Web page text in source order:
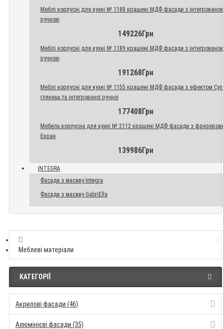
Меблі корпусні для кухні № 1188 крашені МДФ фасади з
ручною
149226Грн
Меблі корпусні для кухні № 1189 крашені МДФ фасади з
ручною
191268Грн
Меблі корпусні для кухні № 1155 крашені МДФ фасади з ефектом
глянець та інтегрованої ручної
177408Грн
Мебель корпусна для кухні № 2112 крашені МДФ фасади з
Екран
139986Грн
INTEGRA
Фасади з масиву Integra
Фасади з масиву GabriElla
Меблеві матеріали
КАТЕГОРІЇ
Акрилові фасади (46)
Алюмінієві фасади (35)